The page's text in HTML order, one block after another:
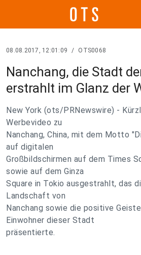
08.08.2017, 12:01:09 / OTS0068
Nanchang, die Stadt
erstrahlt im Glanz der
New York (ots/PRNewswire) -
Werbevideo zu
Nanchang, China, mit dem Motto
auf digitalen
Großbildschirmen auf dem Times
sowie auf dem Ginza
Square in Tokio ausgestrahlt, das
Landschaft von
Nanchang sowie die positive
Einwohner dieser Stadt
präsentierte.